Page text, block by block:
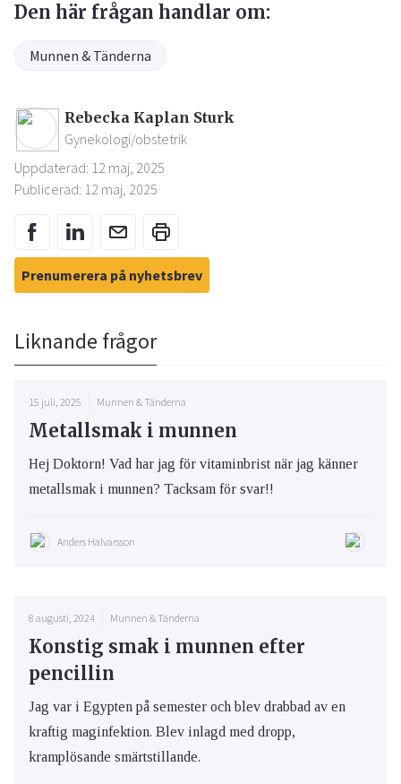
Den här frågan handlar om:
Munnen & Tänderna
Rebecka Kaplan Sturk
Gynekologi/obstetrik
Uppdaterad: 12 maj, 2025
Publicerad: 12 maj, 2025
Prenumerera på nyhetsbrev
Liknande frågor
15 juli, 2025 Munnen & Tänderna
Metallsmak i munnen
Hej Doktorn! Vad har jag för vitaminbrist när jag känner
metallsmak i munnen? Tacksam för svar!!
Anders Halvarsson
8 augusti, 2024 Munnen & Tänderna
Konstig smak i munnen efter
pencillin
Jag var i Egypten på semester och blev drabbad av en
kraftig maginfektion. Blev inlagd med dropp,
kramplösande smärtstillande.